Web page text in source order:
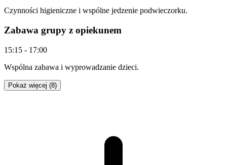
Czynności higieniczne i wspólne jedzenie podwieczorku.
Zabawa grupy z opiekunem
15:15 - 17:00
Wspólna zabawa i wyprowadzanie dzieci.
Pokaż więcej (8)